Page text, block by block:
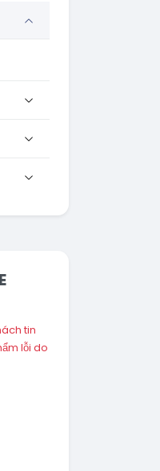
tin
lỗi do